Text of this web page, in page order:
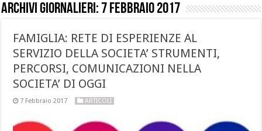
Archivi giornalieri:7 Febbraio 2017
FAMIGLIA: RETE DI ESPERIENZE AL
SERVIZIO DELLA SOCIETA’ STRUMENTI,
PERCORSI, COMUNICAZIONI NELLA
SOCIETA’ DI OGGI
7 Febbraio 2017 ARTICOLI